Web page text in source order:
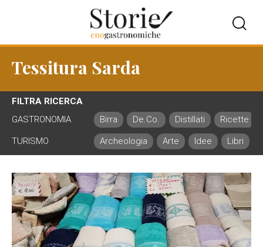
Tessitura Sarda
FILTRA RICERCA
GASTRONOMIA
Birra De.Co. Distillati Ricette
TURISMO Archeologia Arte Idee Libri